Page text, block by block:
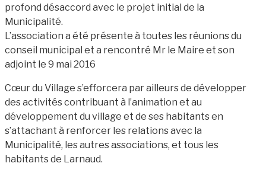
profond désaccord avec le projet initial de la
Municipalité.
L’association a été présente à toutes les réunions du
conseil municipal et a rencontré Mr le Maire et son
adjoint le 9 mai 2016
Cœur du Village s’efforcera par ailleurs de développer
des activités contribuant à l’animation et au
développement du village et de ses habitants en
s’attachant à renforcer les relations avec la
Municipalité, les autres associations, et tous les
habitants de Larnaud.